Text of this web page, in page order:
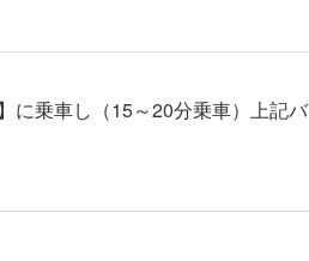
に乗車し（15～20分乗車）上記バ